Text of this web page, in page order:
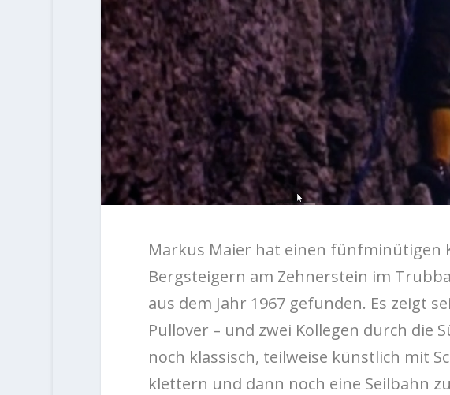
Markus Maier hat einen fünfminütigen
Bergsteigern am Zehnerstein im
aus dem Jahr 1967 gefunden. Es zeigt
Pullover – und zwei Kollegen durch die
noch klassisch, teilweise künstlich mit
klettern und dann noch eine Seilbahn